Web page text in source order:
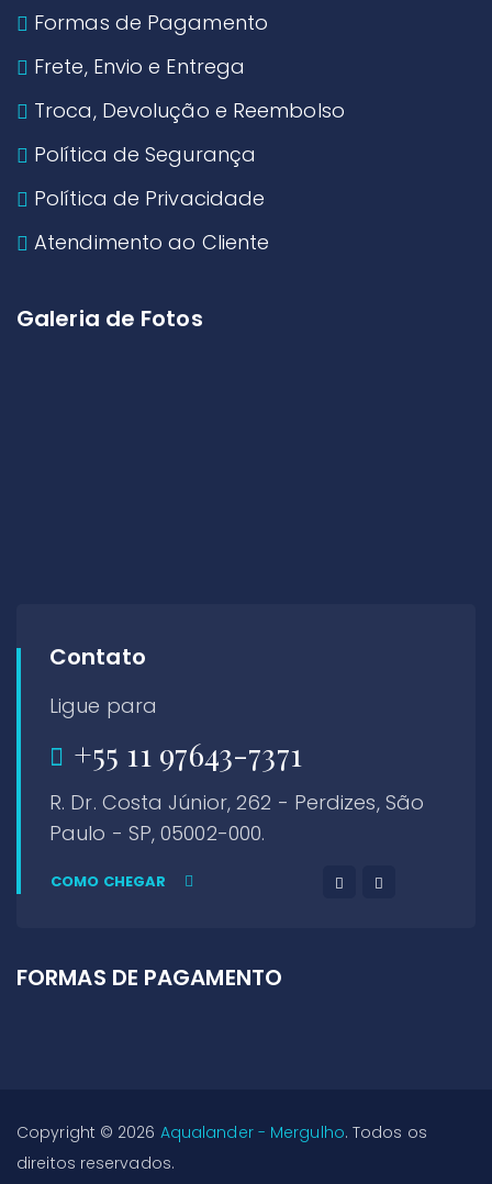
Formas de Pagamento
Frete, Envio e Entrega
Troca, Devolução e Reembolso
Política de Segurança
Política de Privacidade
Atendimento ao Cliente
Galeria de Fotos
Contato
Ligue para
+55 11 97643-7371
R. Dr. Costa Júnior, 262 - Perdizes, São
Paulo - SP, 05002-000.
COMO CHEGAR
FORMAS DE PAGAMENTO
Copyright © 2026 Aqualander - Mergulho. Todos os
direitos reservados.